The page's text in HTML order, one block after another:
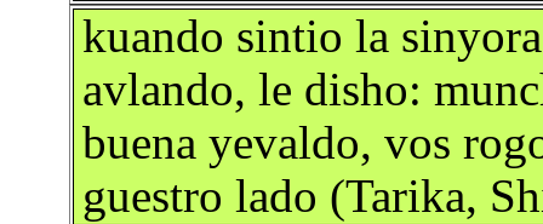
kuando sintio la
avlando, le disho:
buena yevaldo, vos
guestro lado (Tarika,